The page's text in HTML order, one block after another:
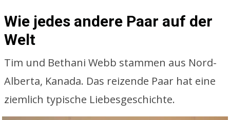
Wie jedes andere Paar auf der
Welt
Tim und Bethani Webb stammen aus Nord-
Alberta, Kanada. Das reizende Paar hat eine
ziemlich typische Liebesgeschichte.